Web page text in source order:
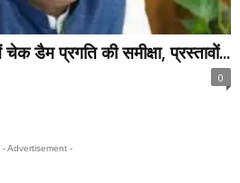
डैम प्रगति की समीक्षा, प्रस्तावों...
0
- Advertisement -